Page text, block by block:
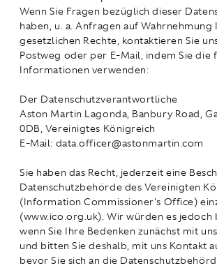
Wenn Sie Fragen bezüglich dieser
haben, u. a. Anfragen auf Wahrnehmung
gesetzlichen Rechte, kontaktieren Sie
Postweg oder per E-Mail, indem Sie die
Informationen verwenden:
Der Datenschutzverantwortliche
Aston Martin Lagonda, Banbury Road,
0DB, Vereinigtes Königreich
E-Mail: data.officer@astonmartin.com
Sie haben das Recht, jederzeit eine
Datenschutzbehörde des Vereinigten
(Information Commissioner's Office)
(www.ico.org.uk). Wir würden es jedoch
wenn Sie Ihre Bedenken zunächst mit
und bitten Sie deshalb, mit uns Kontakt
bevor Sie sich an die